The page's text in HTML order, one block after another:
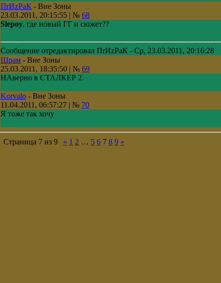
ПrИzРaК - Вне Зоны
23.03.2011, 20:15:55 | № 68
Slepoy, где новый ГГ и сюжет??
Сообщение отредактировал ПrИzРaК - Ср, 23.03.2011, 20:16:28
Шрам - Вне Зоны
25.03.2011, 18:35:50 | № 69
НАверно в СТАЛКЕР 2.
Korvalo - Вне Зоны
11.04.2011, 06:57:27 | № 70
Я тоже так хочу
Страница 7 из 9 « 1 2 … 5 6 7 8 9 »